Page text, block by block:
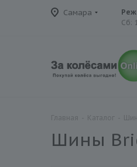
Самара
Сб:
Шины